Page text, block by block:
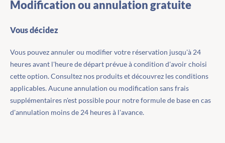
Modification ou annulation gratuite
Vous décidez
Vous pouvez annuler ou modifier votre réservation jusqu'à 24
heures avant l'heure de départ prévue à condition d'avoir choisi
cette option. Consultez nos produits et découvrez les conditions
applicables. Aucune annulation ou modification sans frais
supplémentaires n'est possible pour notre formule de base en cas
d'annulation moins de 24 heures à l'avance.